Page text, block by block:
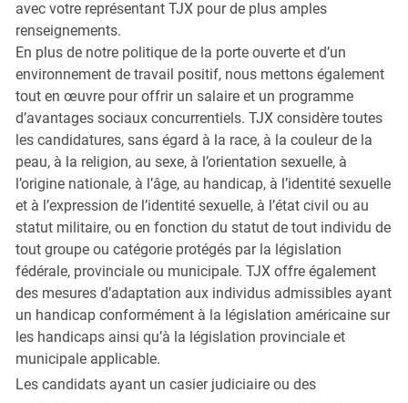
avec votre représentant TJX pour de plus amples
renseignements.
En plus de notre politique de la porte ouverte et d’un
environnement de travail positif, nous mettons également
tout en œuvre pour offrir un salaire et un programme
d’avantages sociaux concurrentiels. TJX considère toutes
les candidatures, sans égard à la race, à la couleur de la
peau, à la religion, au sexe, à l’orientation sexuelle, à
l’origine nationale, à l’âge, au handicap, à l’identité sexuelle
et à l’expression de l’identité sexuelle, à l’état civil ou au
statut militaire, ou en fonction du statut de tout individu de
tout groupe ou catégorie protégés par la législation
fédérale, provinciale ou municipale. TJX offre également
des mesures d’adaptation aux individus admissibles ayant
un handicap conformément à la législation américaine sur
les handicaps ainsi qu’à la législation provinciale et
municipale applicable.
Les candidats ayant un casier judiciaire ou des